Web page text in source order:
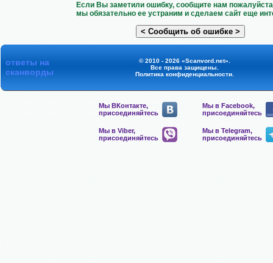
Если Вы заметили ошибку, сообщите нам
мы обязательно ее устраним и сделаем сайт еще
ответы на
сканворды
© 2010 - 2026 «Scanvord.net».
Все права защищены.
Политика конфиденциальности.
Мы ВКонтакте,
присоединяйтесь
Мы в Facebook,
присоединяйтесь
Мы в Viber,
присоединяйтесь
Мы в Telegram,
присоединяйтесь